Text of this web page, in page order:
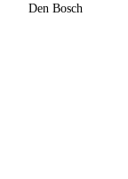
Den Bosch